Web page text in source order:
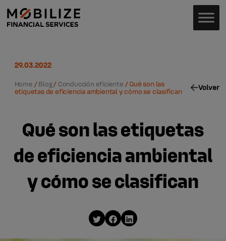
29.03.2022
Home /Blog/ Conducción eficiente /Qué son las
etiquetas de eficiencia ambiental y cómo se clasifican
Volver
Qué son las etiquetas
de eficiencia ambiental
y cómo se clasifican